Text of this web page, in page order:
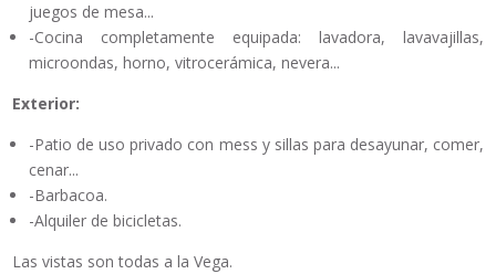
juegos de mesa...
-Cocina completamente equipada: lavadora, lavavajillas,
microondas, horno, vitrocerámica, nevera...
Exterior:
-Patio de uso privado con mess y sillas para desayunar, comer,
cenar...
-Barbacoa.
-Alquiler de bicicletas.
Las vistas son todas a la Vega.